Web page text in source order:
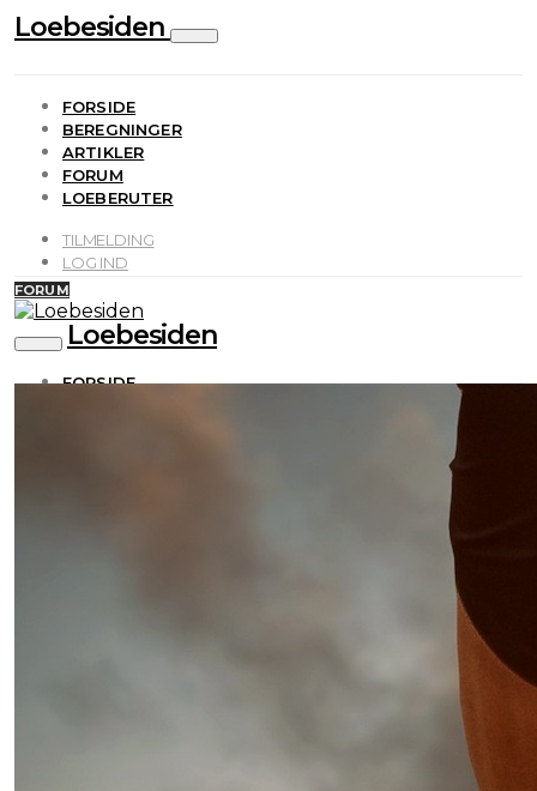
Loebesiden
FORSIDE
BEREGNINGER
ARTIKLER
FORUM
LOEBERUTER
TILMELDING
LOG IND
FORUM
Loebesiden
FORSIDE